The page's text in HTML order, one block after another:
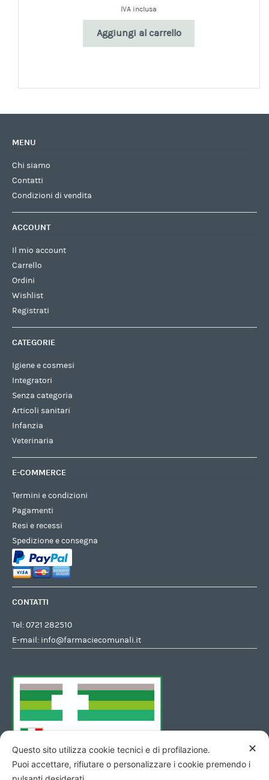
IVA inclusa
Aggiungi al carrello
MENU
Chi siamo
Contatti
Condizioni di vendita
ACCOUNT
Il mio account
Carrello
Ordini
Wishlist
Registrati
CATEGORIE
Igiene e cosmesi
Integratori
Senza categoria
Articoli sanitari
Infanzia
Veterinaria
E-COMMERCE
Termini e condizioni
Pagamenti
Resi e recessi
Spedizione e consegna
CONTATTI
Tel:0721 282510
E-mail: info@farmaciecomunali.it
✕
Questo sito utilizza cookie tecnici e di profilazione.
Puoi accettare, rifiutare o personalizzare i cookie premendo i